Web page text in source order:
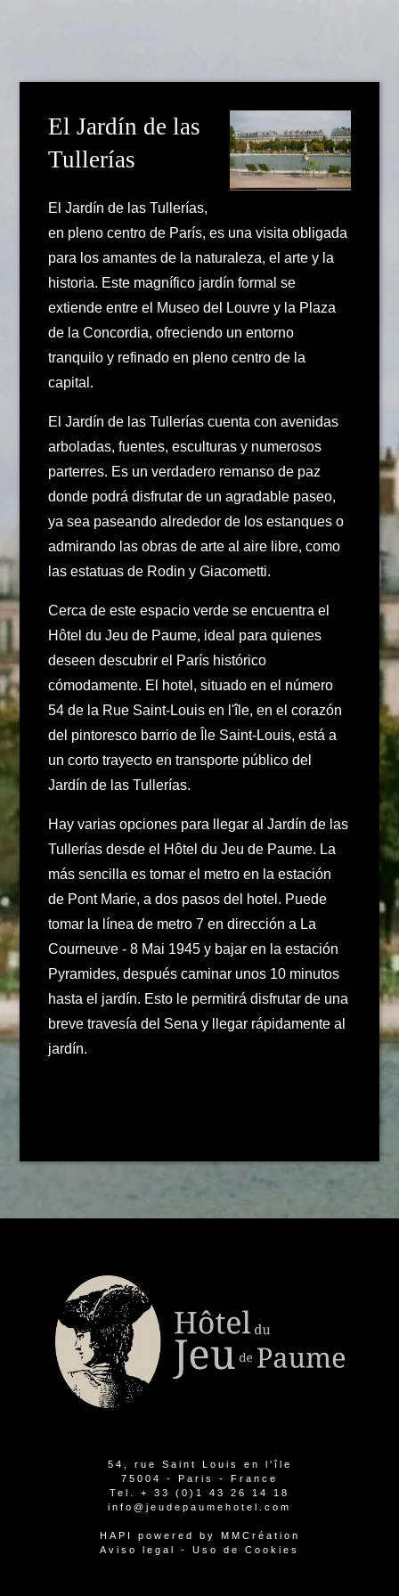
El Jardín de las
Tullerías
El Jardín de las Tullerías,
en pleno centro de París, es una visita obligada
para los amantes de la naturaleza, el arte y la
historia. Este magnífico jardín formal se
extiende entre el Museo del Louvre y la Plaza
de la Concordia, ofreciendo un entorno
tranquilo y refinado en pleno centro de la
capital.
El Jardín de las Tullerías cuenta con avenidas
arboladas, fuentes, esculturas y numerosos
parterres. Es un verdadero remanso de paz
donde podrá disfrutar de un agradable paseo,
ya sea paseando alrededor de los estanques o
admirando las obras de arte al aire libre, como
las estatuas de Rodin y Giacometti.
Cerca de este espacio verde se encuentra el
Hôtel du Jeu de Paume, ideal para quienes
deseen descubrir el París histórico
cómodamente. El hotel, situado en el número
54 de la Rue Saint-Louis en l'île, en el corazón
del pintoresco barrio de Île Saint-Louis, está a
un corto trayecto en transporte público del
Jardín de las Tullerías.
Hay varias opciones para llegar al Jardín de las
Tullerías desde el Hôtel du Jeu de Paume. La
más sencilla es tomar el metro en la estación
de Pont Marie, a dos pasos del hotel. Puede
tomar la línea de metro 7 en dirección a La
Courneuve - 8 Mai 1945 y bajar en la estación
Pyramides, después caminar unos 10 minutos
hasta el jardín. Esto le permitirá disfrutar de una
breve travesía del Sena y llegar rápidamente al
jardín.
54, rue Saint Louis en l'île
75004 - Paris - France
Tel. + 33 (0)1 43 26 14 18
info@jeudepaumehotel.com
HAPI powered by
MMCréation
Aviso legal
- Uso de Cookies